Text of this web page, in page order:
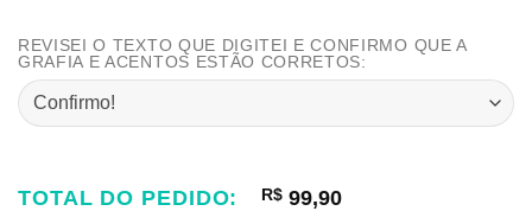
REVISEI O TEXTO QUE DIGITEI E CONFIRMO QUE A
GRAFIA E ACENTOS ESTÃO CORRETOS:
TOTAL DO PEDIDO: R$ 99,90